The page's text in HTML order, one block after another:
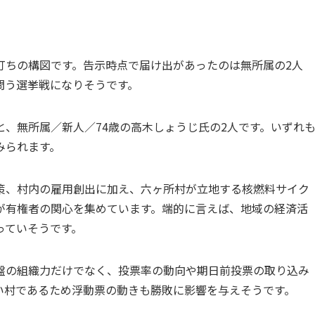
の構図です。告示時点で届け出があったのは無所属の2人
選挙戦になりそうです。
無所属／新人／74歳の高木しょうじ氏の2人です。いずれも
れます。
村内の雇用創出に加え、六ヶ所村が立地する核燃料サイク
権者の関心を集めています。端的に言えば、地域の経済活
いそうです。
組織力だけでなく、投票率の動向や期日前投票の取り込み
であるため浮動票の動きも勝敗に影響を与えそうです。